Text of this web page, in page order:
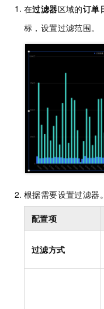
在过滤器区域的订单
标，设置过滤范围。
根据需要设置过滤器。
配置项
过滤方式